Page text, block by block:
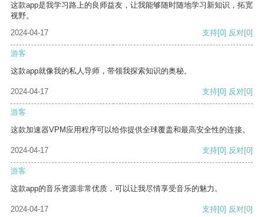
这款app是我学习路上的良师益友，让我能够随时随地学习新知识，拓宽
视野。
2024-04-17
支持[0] 反对[0]
游客
这款app就像我的私人导师，带领我探索知识的奥秘。
2024-04-17 支持[0] 反对[0]
游客
这款加速器VPM应用程序可以给你提供全球覆盖和最高安全性的连接。
2024-04-17 支持[0] 反对[0]
游客
这款app的音乐资源非常优质，可以让我尽情享受音乐的魅力。
2024-04-17 支持[0] 反对[0]